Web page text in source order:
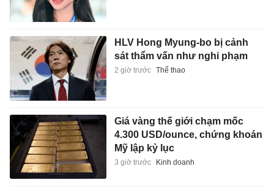
HLV Hong Myung-bo bị cảnh
sát thẩm vấn như nghi phạm
2 giờ trước Thể thao
Giá vàng thế giới chạm mốc
4.300 USD/ounce, chứng khoán
Mỹ lập kỷ lục
3 giờ trước Kinh doanh